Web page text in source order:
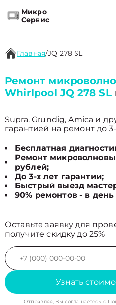
Микро
Сервис
Главная/JQ 278 SL
Ремонт
Whirlpool JQ 278 SL
Supra, Grundig, Amica и
гарантией на ремонт до
Бесплатная
Ремонт
рублей;
До 3-х лет гарантии;
Быстрый выезд
90% ремонтов - в
Оставьте заявку для
получите скидку до 25%
Узнать
Отправляя, Вы соглашаетесь с